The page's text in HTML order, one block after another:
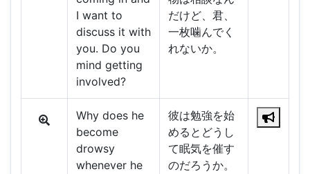
I want to
discuss it with
you. Do you
mind getting
involved?
だけど、君、
一枚噛んでく
れないか。
Why does he
become
drowsy
whenever he
彼は勉強を始
めるとどうし
て眠気を催す
のだろうか。